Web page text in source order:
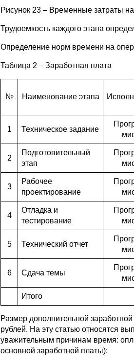
Рисунок 23 – Временные затраты
Трудоемкость каждого этапа
Определение норм времени на
Таблица 2 – Заработная плата
№ Наименование этапа
1 Техническое задание
2
Подготовительный
этап
3
Рабочее
проектирование
4
Отладка и
тестирование
5 Технический отчет
6 Сдача темы
Итого
Размер дополнительной
рублей. На эту статью относятся
уважительным причинам время:
основной заработной платы):